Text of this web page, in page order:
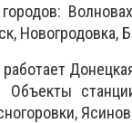
Объекты